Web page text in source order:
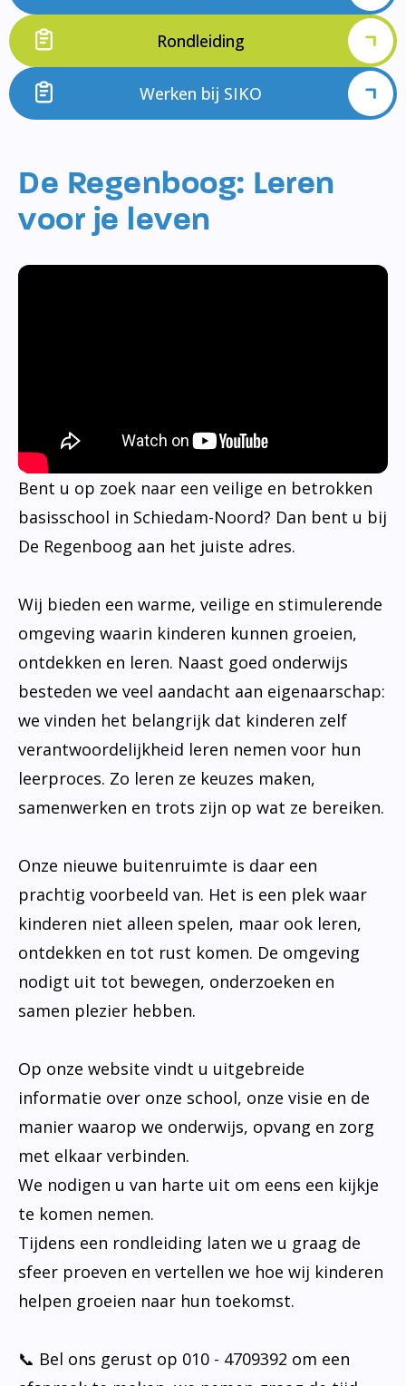
Rondleiding
Werken bij SIKO
De Regenboog: Leren
voor je leven
Bent u op zoek naar een veilige en betrokken
basisschool in Schiedam-Noord? Dan bent u bij
De Regenboog aan het juiste adres.
Wij bieden een warme, veilige en stimulerende
omgeving waarin kinderen kunnen groeien,
ontdekken en leren. Naast goed onderwijs
besteden we veel aandacht aan eigenaarschap:
we vinden het belangrijk dat kinderen zelf
verantwoordelijkheid leren nemen voor hun
leerproces. Zo leren ze keuzes maken,
samenwerken en trots zijn op wat ze bereiken.
Onze nieuwe buitenruimte is daar een
prachtig voorbeeld van. Het is een plek waar
kinderen niet alleen spelen, maar ook leren,
ontdekken en tot rust komen. De omgeving
nodigt uit tot bewegen, onderzoeken en
samen plezier hebben.
Op onze website vindt u uitgebreide
informatie over onze school, onze visie en de
manier waarop we onderwijs, opvang en zorg
met elkaar verbinden.
We nodigen u van harte uit om eens een kijkje
te komen nemen.
Tijdens een rondleiding laten we u graag de
sfeer proeven en vertellen we hoe wij kinderen
helpen groeien naar hun toekomst.
📞 Bel ons gerust op 010 - 4709392 om een